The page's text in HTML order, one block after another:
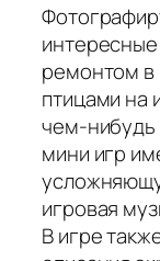
ремонтом
птицами на
чем-нибудь
мини игр
игровая
В игре